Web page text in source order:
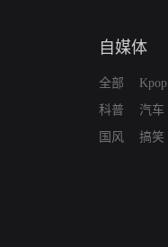
自媒体
全部
科普
国风
Kpop
汽车
搞笑